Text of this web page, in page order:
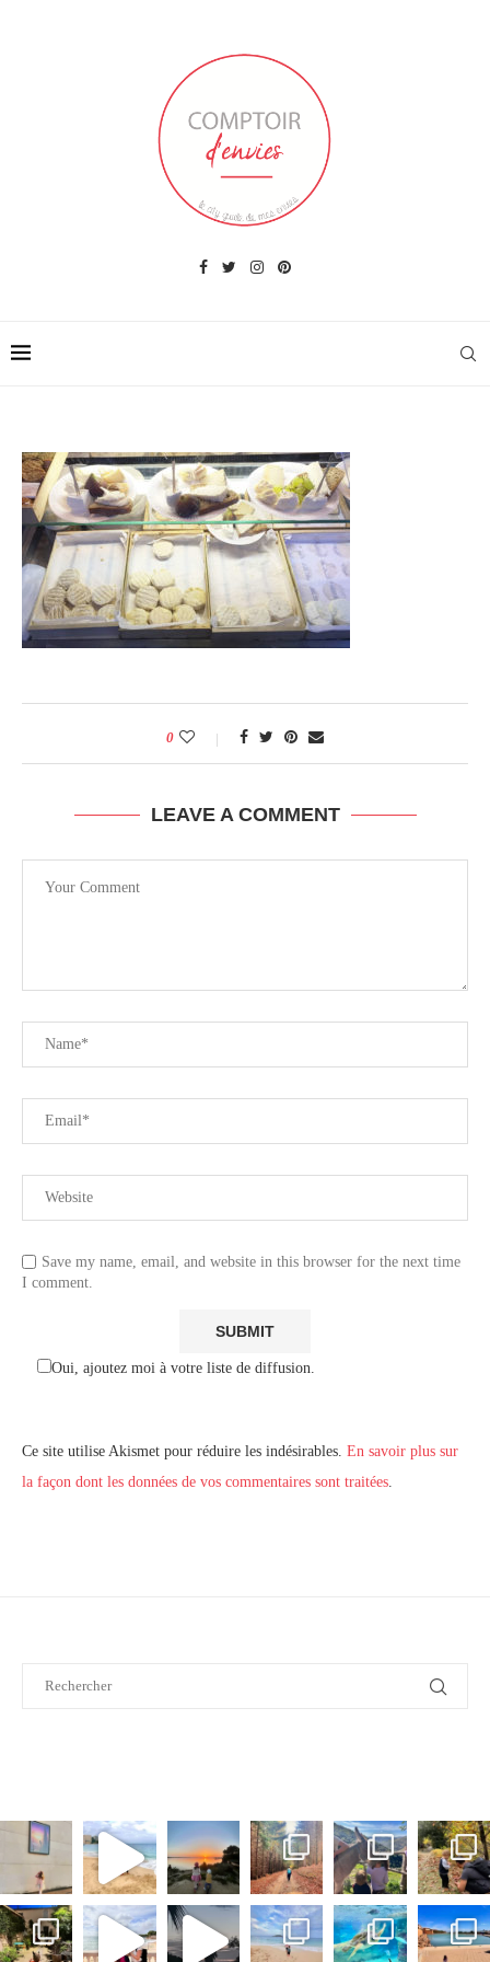
0
LEAVE A COMMENT
Save my name, email, and website in this browser for the next time
I comment.
Oui, ajoutez moi à votre liste de diffusion.
Ce site utilise Akismet pour réduire les indésirables. En savoir plus sur
la façon dont les données de vos commentaires sont traitées.